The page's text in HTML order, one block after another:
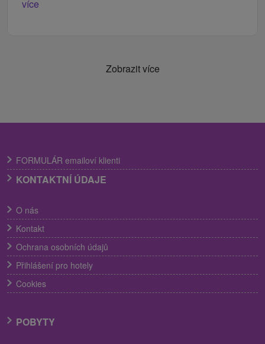
více
Zobrazit více
FORMULÁR emailoví klienti
KONTAKTNÍ ÚDAJE
O nás
Kontakt
Ochrana osobních údajů
Přihlášení pro hotely
Cookies
POBYTY